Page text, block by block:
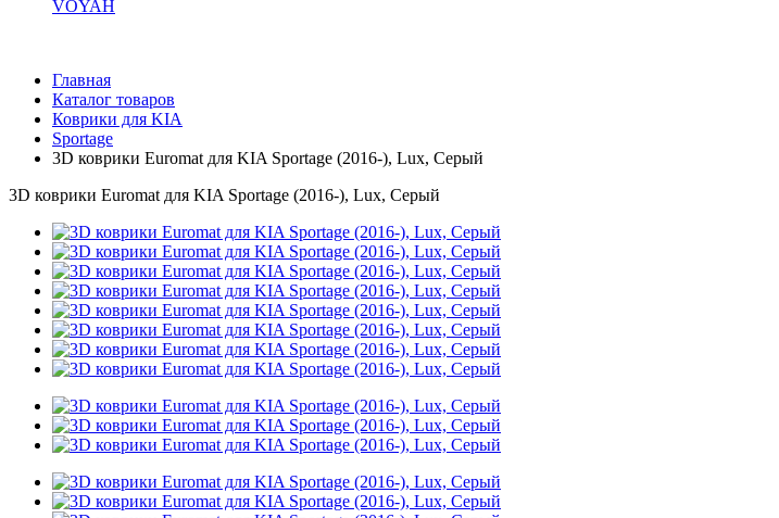
VOYAH
Главная
Каталог товаров
Коврики для KIA
Sportage
3D коврики Euromat для KIA Sportage (2016-), Lux, Серый
3D коврики Euromat для KIA Sportage (2016-), Lux, Серый